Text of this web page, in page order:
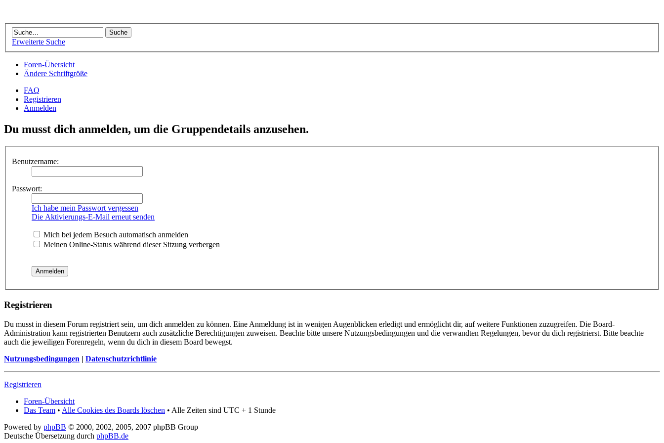
Erweiterte Suche
Foren-Übersicht
Ändere Schriftgröße
FAQ
Registrieren
Anmelden
Du musst dich anmelden, um die Gruppendetails anzusehen.
Benutzername:
Passwort:
Ich habe mein Passwort vergessen
Die Aktivierungs-E-Mail erneut senden
Mich bei jedem Besuch automatisch anmelden
Meinen Online-Status während dieser Sitzung verbergen
Registrieren
Du musst in diesem Forum registriert sein, um dich anmelden zu können. Eine Anmeldung ist in wenigen Augenblicken erledigt und ermöglicht dir, auf weitere Funktionen zuzugreifen. Die Board-
Administration kann registrierten Benutzern auch zusätzliche Berechtigungen zuweisen. Beachte bitte unsere Nutzungsbedingungen und die verwandten Regelungen, bevor du dich registrierst. Bitte beachte
auch die jeweiligen Forenregeln, wenn du dich in diesem Board bewegst.
Nutzungsbedingungen | Datenschutzrichtlinie
Registrieren
Foren-Übersicht
Das Team • Alle Cookies des Boards löschen • Alle Zeiten sind UTC + 1 Stunde
Powered by phpBB © 2000, 2002, 2005, 2007 phpBB Group
Deutsche Übersetzung durch phpBB.de